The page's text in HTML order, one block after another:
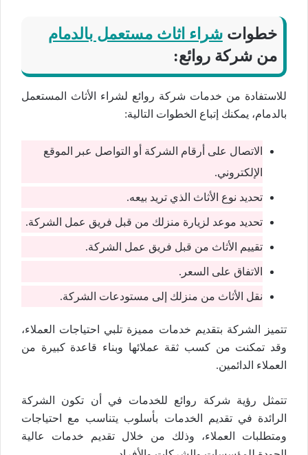
خطواتشراء اثاث مستعمل بالدمام
من شركة روائع:
للاستفادة من خدمات شركة روائع لشراء الأثاث المستعمل
بالدمام، يمكنك إتباع الخطوات التالية:
الاتصال على أرقام الشركة أو التواصل عبر الموقع
الإلكتروني.
تحديد نوع الأثاث الذي تريد بيعه.
تحديد موعد لزيارة منزلك من قبل فريق عمل الشركة.
تقييم الأثاث من قبل فريق عمل الشركة.
الاتفاق على السعر.
نقل الأثاث من منزلك إلى مستودعات الشركة.
تتميز الشركة بتقديم خدمات مميزة تلبي احتياجات العملاء،
وقد تمكنت من كسب ثقة عملائها وبناء قاعدة كبيرة من
العملاء الدائمين.
تتمثل رؤية شركة روائع للخدمات في أن تكون الشركة
الرائدة في تقديم الخدمات بأسلوب يتناسب مع احتياجات
ومتطلبات العملاء، وذلك من خلال تقديم خدمات عالية